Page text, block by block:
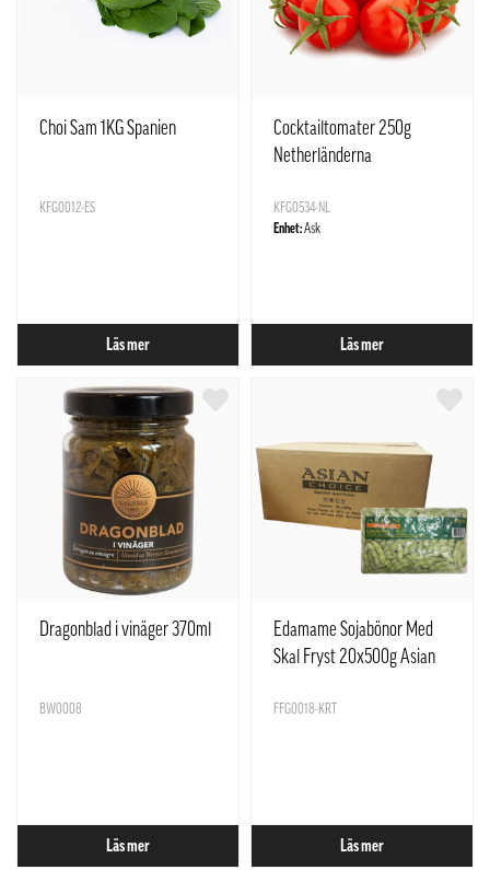
Choi Sam 1KG Spanien
KFG0012-ES
Läs mer
Cocktailtomater 250g
Netherländerna
KFG0534-NL
Enhet:Ask
Läs mer
Dragonblad i vinäger 370ml
BW0008
Läs mer
Edamame Sojabönor Med
Skal Fryst 20x500g Asian
FFG0018-KRT
Läs mer